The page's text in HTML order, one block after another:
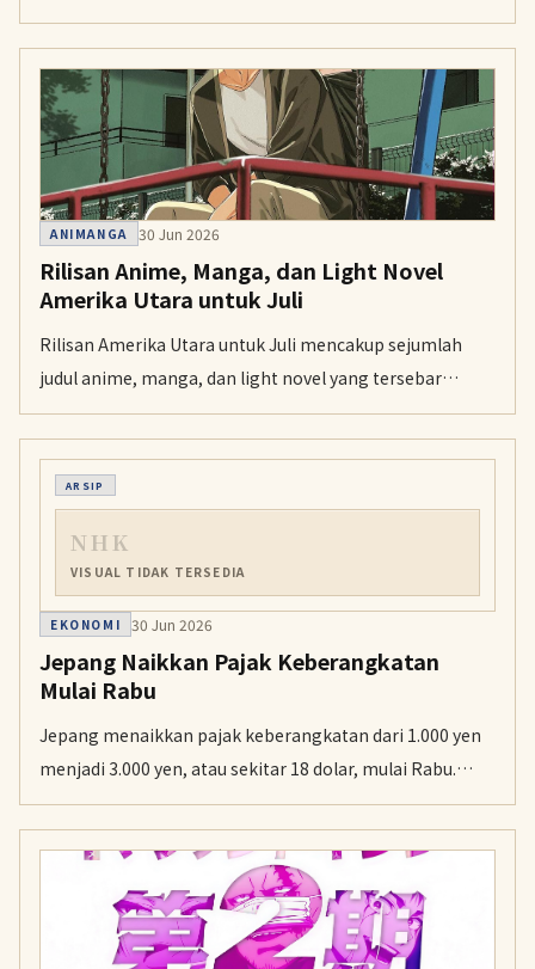
ke area kandang monyet, termasuk ke arah Punch, bayi
monyet makaka yang viral. Pihak kebun binatang
memperingatkan bahwa tindakan seperti itu dapat
membuat hewan stres dan berisiko menimbulkan
cedera serius.
ANIMANGA 30 Jun 2026
Rilisan Anime, Manga, dan Light Novel
Amerika Utara untuk Juli
Rilisan Amerika Utara untuk Juli mencakup sejumlah
judul anime, manga, dan light novel yang tersebar
sepanjang empat pekan. Di antaranya ada Seishun Buta
Yarou wa Santa Claus no Yume wo Minai, Wind Breaker
Season 2, dan deretan volume manga populer.
ARSIP
NHK
VISUAL TIDAK TERSEDIA
EKONOMI 30 Jun 2026
Jepang Naikkan Pajak Keberangkatan
Mulai Rabu
Jepang menaikkan pajak keberangkatan dari 1.000 yen
menjadi 3.000 yen, atau sekitar 18 dolar, mulai Rabu.
Pajak ini dikenakan kepada semua pelancong yang
meninggalkan negara itu, termasuk warga Jepang.